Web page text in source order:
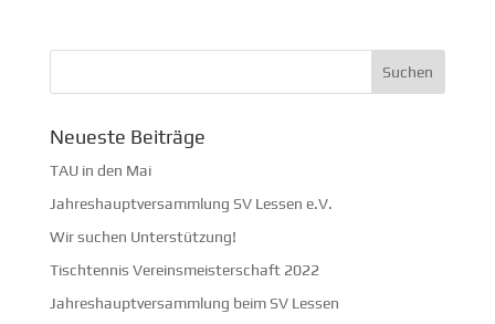
Neueste Beiträge
TAU in den Mai
Jahreshauptversammlung SV Lessen e.V.
Wir suchen Unterstützung!
Tischtennis Vereinsmeisterschaft 2022
Jahreshauptversammlung beim SV Lessen